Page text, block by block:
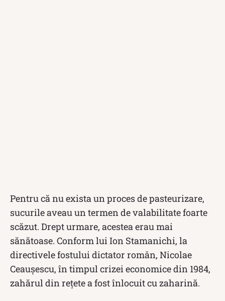
Pentru că nu exista un proces de pasteurizare,
sucurile aveau un termen de valabilitate foarte
scăzut. Drept urmare, acestea erau mai
sănătoase. Conform lui Ion Stamanichi, la
directivele fostului dictator român, Nicolae
Ceaușescu, în timpul crizei economice din 1984,
zahărul din rețete a fost înlocuit cu zaharină.